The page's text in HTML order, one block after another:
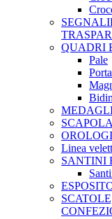
QUADRI
Pale
OROLOGI
Linea
SANTINI